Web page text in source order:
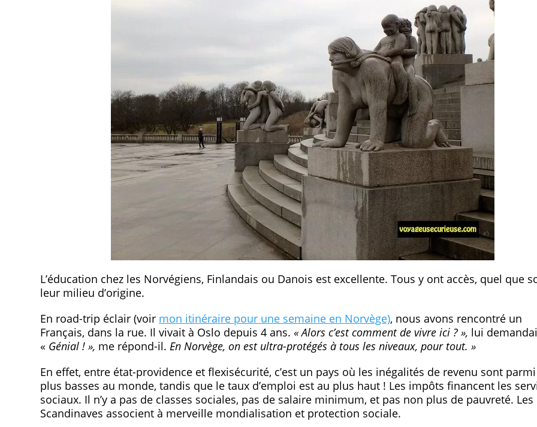
L’éducation chez les Norvégiens, Finlandais ou Danois est excellente. Tous y ont accès, quel que
leur milieu d’origine.
En road-trip éclair (voir mon itinéraire pour une semaine en Norvège), nous avons rencontré un
Français, dans la rue. Il vivait à Oslo depuis 4 ans.« Alors c’est comment de vivre ici ? », lui
« Génial ! », me répond-il.En Norvège, on est ultra-protégés à tous les niveaux, pour tout. »
En effet, entre état-providence et flexisécurité, c’est un pays où les inégalités de revenu sont
plus basses au monde, tandis que le taux d’emploi est au plus haut ! Les impôts financent les
sociaux. Il n’y a pas de classes sociales, pas de salaire minimum, et pas non plus de pauvreté. Les
Scandinaves associent à merveille mondialisation et protection sociale.